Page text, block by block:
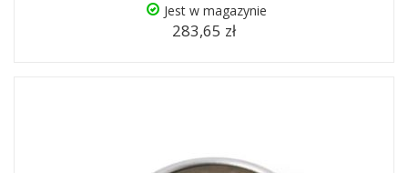
Jest w magazynie
283,65 zł